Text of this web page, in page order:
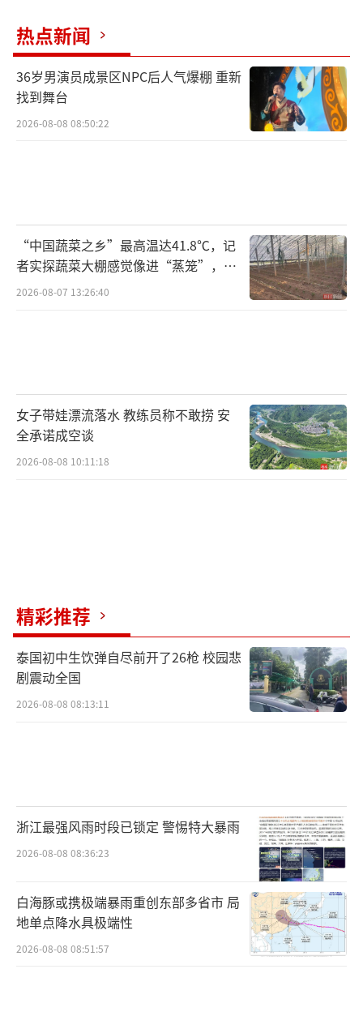
热点新闻
36岁男演员成景区NPC后人气爆棚 重新
找到舞台
2026-08-08 08:50:22
“中国蔬菜之乡”最高温达41.8℃，记
者实探蔬菜大棚感觉像进“蒸笼”，有
村民称只能凌晨两点起来干活
2026-08-07 13:26:40
女子带娃漂流落水 教练员称不敢捞 安
全承诺成空谈
2026-08-08 10:11:18
精彩推荐
泰国初中生饮弹自尽前开了26枪 校园悲
剧震动全国
2026-08-08 08:13:11
浙江最强风雨时段已锁定 警惕特大暴雨
2026-08-08 08:36:23
白海豚或携极端暴雨重创东部多省市 局
地单点降水具极端性
2026-08-08 08:51:57